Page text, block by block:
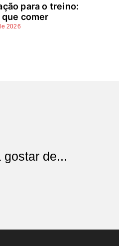
para o treino:
comer
2026
gostar de...